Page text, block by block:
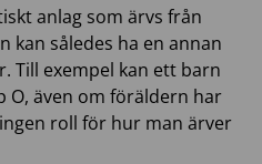
anlag som ärvs från
kan således ha en annan
Till exempel kan ett barn
O, även om föräldern har
roll för hur man ärver